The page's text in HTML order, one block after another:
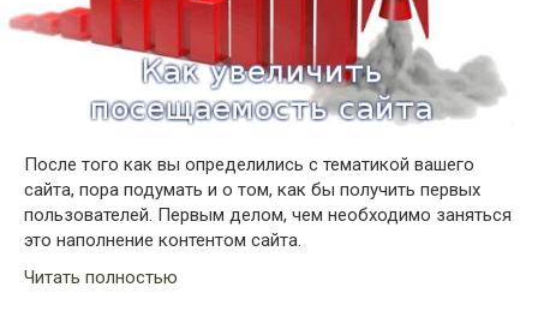
После того как вы определились с тематикой вашего
сайта, пора подумать и о том, как бы получить первых
пользователей. Первым делом, чем необходимо заняться
это наполнение контентом сайта.
Читать полностью